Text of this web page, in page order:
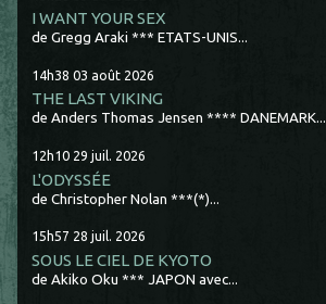
I WANT YOUR SEX
de Gregg Araki *** ETATS-UNIS...
14h38 03 août 2026
THE LAST VIKING
de Anders Thomas Jensen **** DANEMARK...
12h10 29 juil. 2026
L'ODYSSÉE
de Christopher Nolan ***(*)...
15h57 28 juil. 2026
SOUS LE CIEL DE KYOTO
de Akiko Oku *** JAPON avec...